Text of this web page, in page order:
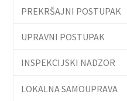
PREKRŠAJNI POSTUPAK
UPRAVNI POSTUPAK
INSPEKCIJSKI NADZOR
LOKALNA SAMOUPRAVA